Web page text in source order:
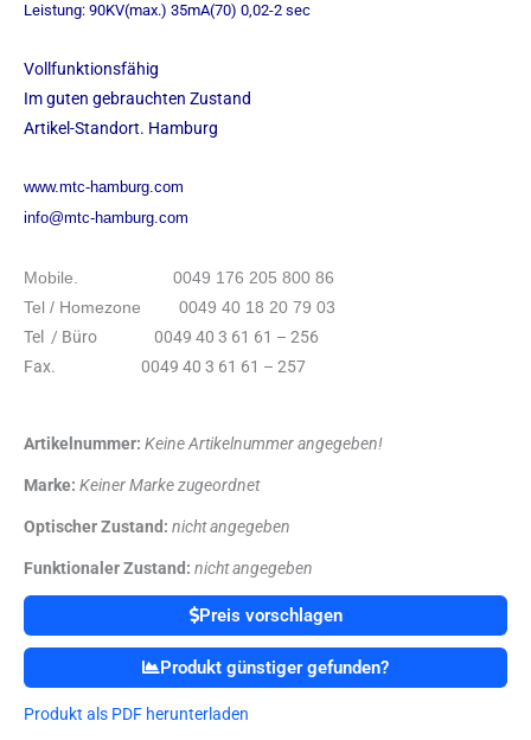
Leistung: 90KV(max.) 35mA(70) 0,02-2 sec
Vollfunktionsfähig
Im guten gebrauchten Zustand
Artikel-Standort. Hamburg
www.mtc-hamburg.com
info@mtc-hamburg.com
Mobile. 0049 176 205 800 86
Tel / Homezone 0049 40 18 20 79 03
Tel / Büro 0049 40 3 61 61 – 256
Fax. 0049 40 3 61 61 – 257
Artikelnummer: Keine Artikelnummer angegeben!
Marke: Keiner Marke zugeordnet
Optischer Zustand: nicht angegeben
Funktionaler Zustand: nicht angegeben
Preis vorschlagen
Produkt günstiger gefunden?
Produkt als PDF herunterladen